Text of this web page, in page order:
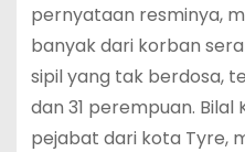
pernyataan resminya,
banyak dari korban
sipil yang tak berdosa,
dan 31 perempuan. Bilal
pejabat dari kota Tyre,